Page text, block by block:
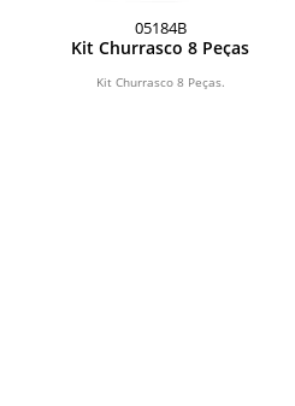
05184B
Kit Churrasco 8 Peças
Kit Churrasco 8 Peças.